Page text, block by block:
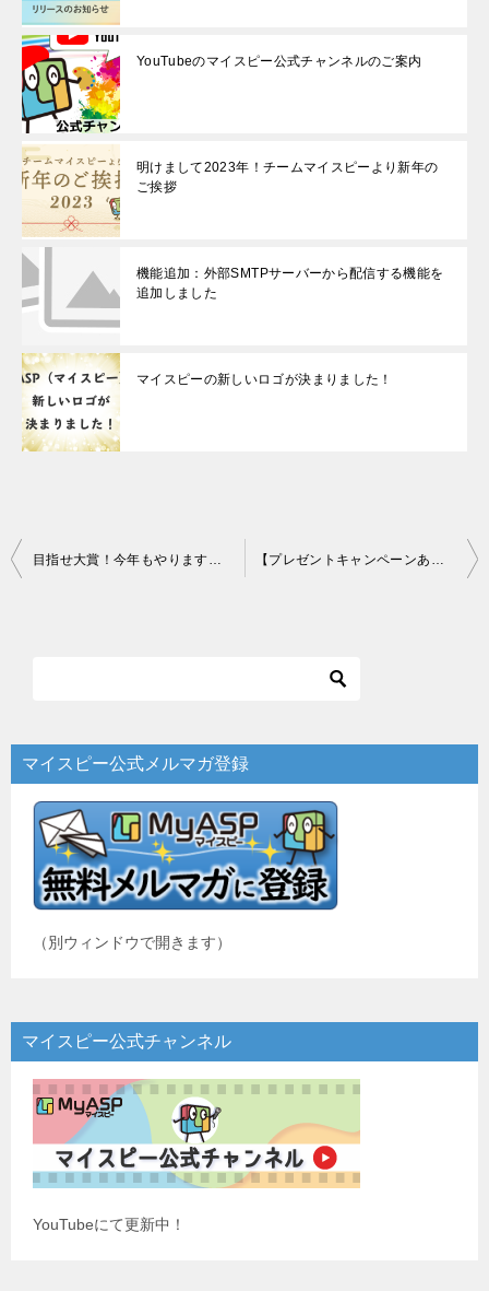
YouTubeのマイスピー公式チャンネルのご案内
明けまして2023年！チームマイスピーより新年の
ご挨拶
機能追加：外部SMTPサーバーから配信する機能を
追加しました
マイスピーの新しいロゴが決まりました！
投
ー
シ
目指せ大賞！今年もやります！MyASP活用事例コンテスト２０２１ 【プレゼントキャンペーンあり】2021年のオリジナルグッズを紹介します
マイスピー公式メルマガ登録
（別ウィンドウで開きます）
マイスピー公式チャンネル
YouTubeにて更新中！